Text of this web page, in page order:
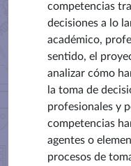
competencias
decisiones a lo
académico,
sentido, el
analizar cómo
la toma de
profesionales y
competencias
agentes o
procesos de